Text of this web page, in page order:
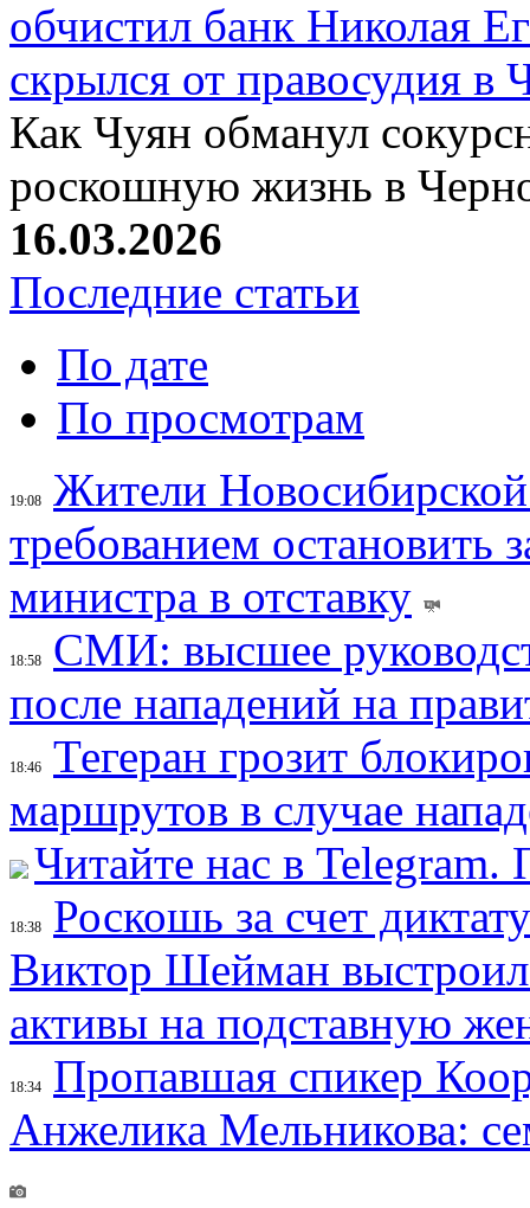
обчистил банк Николая
скрылся от правосудия в
Как Чуян обманул
роскошную жизнь в
16.03.2026
Последние статьи
По дате
По просмотрам
19:08
Жители
требованием остановить
министра в отставку
18:58
СМИ: высшее
после нападений на
18:46
Тегеран грозит
маршрутов в случае
Читайте нас в
18:38
Роскошь за счет
Виктор Шейман выстроил
активы на подставную
18:34
Пропавшая спикер
Анжелика Мельникова: